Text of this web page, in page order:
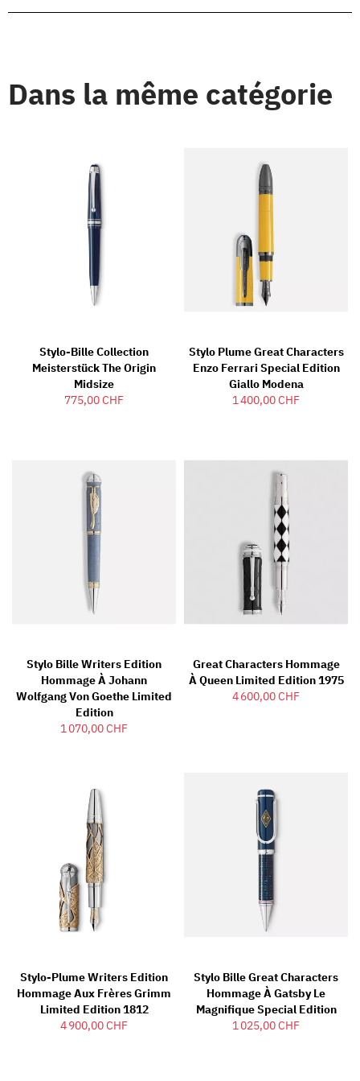
Dans la même catégorie
Stylo-Bille Collection
Meisterstück The Origin
Midsize
775,00 CHF
Stylo Plume Great Characters
Enzo Ferrari Special Edition
Giallo Modena
1 400,00 CHF
Stylo Bille Writers Edition
Hommage À Johann
Wolfgang Von Goethe Limited
Edition
1 070,00 CHF
Great Characters Hommage
À Queen Limited Edition 1975
4 600,00 CHF
Stylo-Plume Writers Edition
Hommage Aux Frères Grimm
Limited Edition 1812
4 900,00 CHF
Stylo Bille Great Characters
Hommage À Gatsby Le
Magnifique Special Edition
1 025,00 CHF